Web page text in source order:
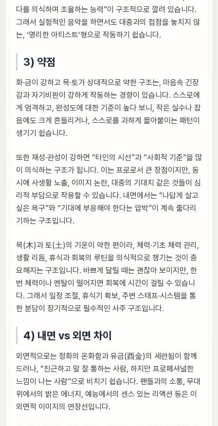
다를 의식하며 조율하는 능력”이 구조적으로 깔려 있습니다.
그래서 실험적인 음악을 하면서도 대중과의 접점을 놓치지 않
는, ‘영리한 아티스트’형으로 작동하기 쉽습니다.
3) 약점
화·금이 강하고 목·토가 상대적으로 약한 구조는, 마음속 긴장
감과 자기비판이 강하게 작동하는 경향이 있습니다. 스스로에
게 엄격하고, 완성도에 대한 기준이 높다 보니, 작은 실수나 잡
음에도 크게 흔들리거나, 스스로를 과하게 몰아붙이는 패턴이
생기기 쉽습니다.
또한 재성·관성이 강하면 “타인의 시선”과 “사회적 기준”을 많
이 의식하는 구조가 됩니다. 이는 프로로서 큰 장점이지만, 동
시에 사생활 노출, 이미지 논란, 대중의 기대치 같은 것들이 심
리적 부담으로 작용할 수 있습니다. 내면에서는 “나답게 살고
싶은 욕구”와 “기대에 부응해야 한다는 압박”이 계속 줄다리
기하는 구조입니다.
목(木)과 토(土)의 기운이 약한 편이라, 체력·기초 체력 관리,
생활 리듬, 휴식과 회복의 루틴을 의식적으로 챙기는 것이 중
요해지는 구조입니다. 바쁘게 달릴 때는 괜찮아 보이지만, 한
번 체력이나 멘탈이 떨어지면 회복에 시간이 걸릴 수 있습니
다. 그래서 일정 조절, 휴식기 확보, 주변 스태프·시스템을 통
한 분담이 장기적으로 필수적인 사주 구조입니다.
4) 내면 vs 외면 차이
외면적으로는 정화의 온화함과 유금(酉金)의 세련됨이 함께
드러나, “친근하고 말 잘 통하는 사람, 하지만 프로페셔널한
느낌이 나는 사람”으로 비치기 쉽습니다. 팬들과의 소통, 무대
위에서의 밝은 에너지, 예능에서의 센스 있는 리액션 등은 이
외면적 이미지의 연장선입니다.